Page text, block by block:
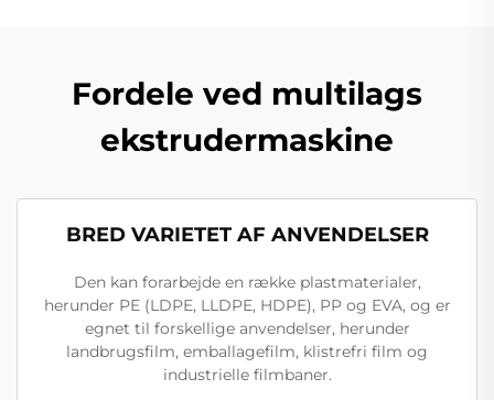
Fordele ved multilags
ekstrudermaskine
BRED VARIETET AF ANVENDELSER
Den kan forarbejde en række plastmaterialer,
herunder PE (LDPE, LLDPE, HDPE), PP og EVA, og er
egnet til forskellige anvendelser, herunder
landbrugsfilm, emballagefilm, klistrefri film og
industrielle filmbaner.